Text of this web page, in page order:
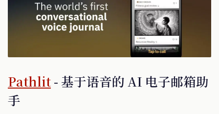
Pathlit- 基于语音的 AI 电子邮箱助
手